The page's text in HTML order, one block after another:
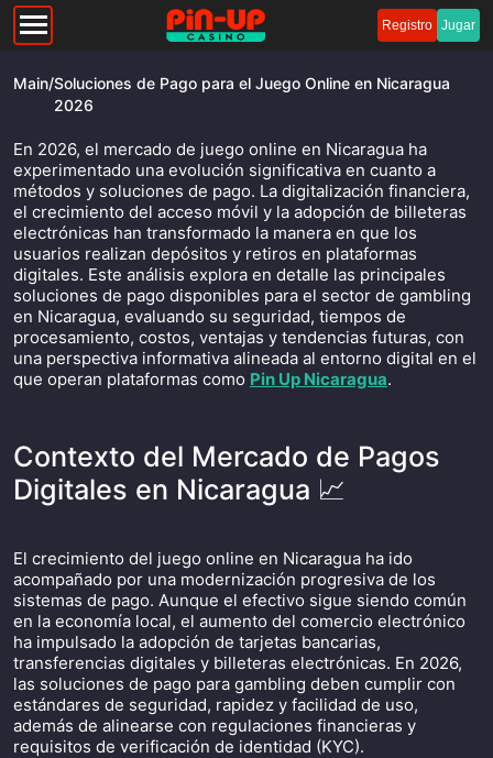
Registro Jugar
Main/Soluciones de Pago para el Juego Online en Nicaragua
2026
En 2026, el mercado de juego online en Nicaragua ha
experimentado una evolución significativa en cuanto a
métodos y soluciones de pago. La digitalización financiera,
el crecimiento del acceso móvil y la adopción de billeteras
electrónicas han transformado la manera en que los
usuarios realizan depósitos y retiros en plataformas
digitales. Este análisis explora en detalle las principales
soluciones de pago disponibles para el sector de gambling
en Nicaragua, evaluando su seguridad, tiempos de
procesamiento, costos, ventajas y tendencias futuras, con
una perspectiva informativa alineada al entorno digital en el
que operan plataformas como Pin Up Nicaragua.
Contexto del Mercado de Pagos
Digitales en Nicaragua 📈
El crecimiento del juego online en Nicaragua ha ido
acompañado por una modernización progresiva de los
sistemas de pago. Aunque el efectivo sigue siendo común
en la economía local, el aumento del comercio electrónico
ha impulsado la adopción de tarjetas bancarias,
transferencias digitales y billeteras electrónicas. En 2026,
las soluciones de pago para gambling deben cumplir con
estándares de seguridad, rapidez y facilidad de uso,
además de alinearse con regulaciones financieras y
requisitos de verificación de identidad (KYC).